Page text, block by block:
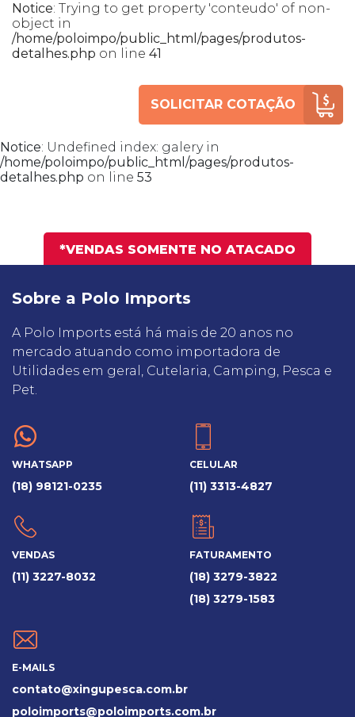
Notice: Trying to get property 'conteudo' of non-
object in
/home/poloimpo/public_html/pages/produtos-
detalhes.php on line 41
SOLICITAR COTAÇÃO
Notice: Undefined index: galery in
/home/poloimpo/public_html/pages/produtos-
detalhes.php on line 53
*VENDAS SOMENTE NO ATACADO
Sobre a Polo Imports
A Polo Imports está há mais de 20 anos no
mercado atuando como importadora de
Utilidades em geral, Cutelaria, Camping, Pesca e
Pet.
WHATSAPP
(18) 98121-0235
CELULAR
(11) 3313-4827
VENDAS
(11) 3227-8032
FATURAMENTO
(18) 3279-3822
(18) 3279-1583
E-MAILS
contato@xingupesca.com.br
poloimports@poloimports.com.br